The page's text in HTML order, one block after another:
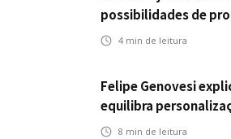
possibilidades de
Icatu Seguros eleva
4 min de leitura
Felipe Genovesi
equilibra
tecnologia
8 min de leitura